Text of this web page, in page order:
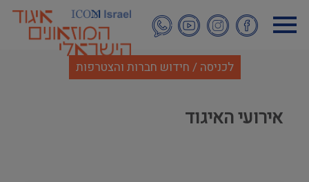
לתוכן
העיקרי
לכניסה / חידוש חברות והצטרפות
אירועי האיגוד